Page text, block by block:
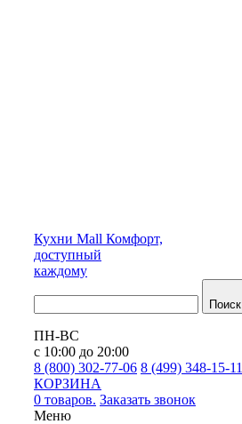
Кухни Mall Комфорт,
доступный
каждому
Поиск
ПН-ВС
с 10:00 до 20:00
8 (800) 302-77-06 8 (499) 348-15-11
КОРЗИНА
0 товаров. Заказать звонок
Меню